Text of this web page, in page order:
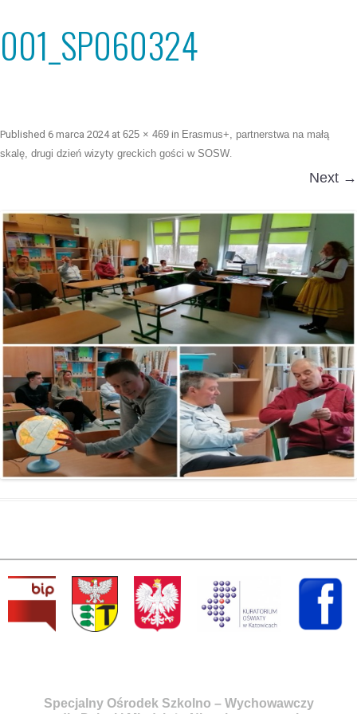
001_SP060324
Published 6 marca 2024at 625 × 469 in Erasmus+, partnerstwa na małą
skalę, drugi dzień wizyty greckich gości w SOSW.
Next →
Specjalny Ośrodek Szkolno – Wychowawczy